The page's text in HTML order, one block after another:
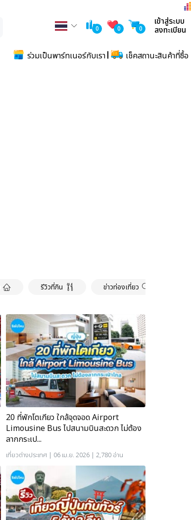
0 0 0
เข้าสู่ระบบ
ลงทะเบียน
ร่วมเป็นพาร์ทเนอร์กับเรา เช็คสถานะสินค้าที่ซื้อ
รีวิวที่กิน ข่าวท่องเที่ยว
20 ที่พักโตเกียว ใกล้จุดจอด Airport
Limousine Bus ไปสนามบินสะดวก ไม่ต้อง
ลากกระเป...
เที่ยวต่างประเทศ| 06 เม.ย. 2026 | 2,780 อ่าน